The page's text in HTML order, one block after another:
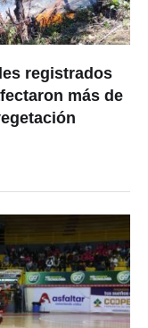
registrados
más de